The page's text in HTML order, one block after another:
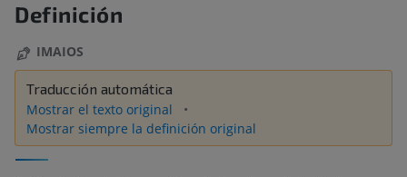
Definición
IMAIOS
Traducción automática
Mostrar el texto original
Mostrar siempre la definición original